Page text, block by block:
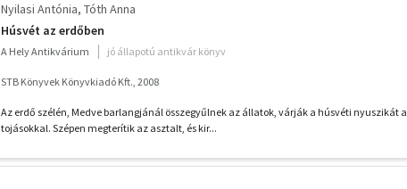
Nyilasi Antónia Tóth Anna
Húsvét az erdőben
A Hely Antikvárium jó állapotú antikvár könyv
STB Könyvek Könyvkiadó Kft., 2008
Az erdő szélén, Medve barlangjánál összegyűlnek az állatok, várják a húsvéti nyuszikát a
tojásokkal. Szépen megterítik az asztalt, és kir...